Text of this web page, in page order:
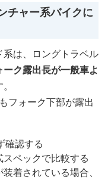
チャー系バイクに
は、ロングトラベル
ーク露出長が一般車よ
フォーク下部が露出
確認する
ペックで比較する
着されている場合、